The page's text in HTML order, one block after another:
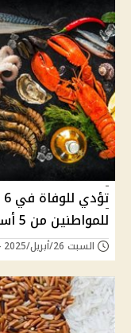
للمواطنين من 5 أسماك سامة تتداول في الأسواق
السبت 26/أبريل/2025 - 08:00 ص